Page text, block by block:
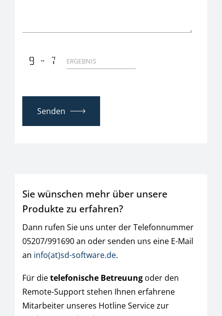
Senden
Sie wünschen mehr über unsere
Produkte zu erfahren?
Dann rufen Sie uns unter der Telefonnummer
05207/991690 an oder senden uns eine E-Mail
an info(at)sd-software.de.
Für dietelefonische Betreuung oder den
Remote-Support stehen Ihnen erfahrene
Mitarbeiter unseres Hotline Service zur